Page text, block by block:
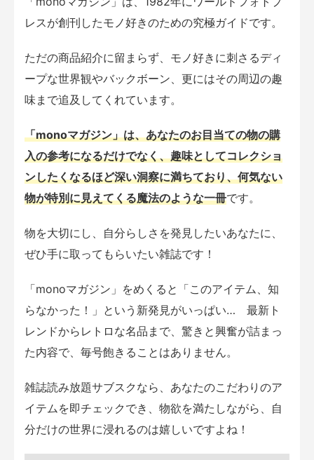
レスが創刊したモノ好きのための究極ガイドです。
ただの商品紹介に留まらず、モノ好きに刺さるディ
ープな世界観やバックボーン、更にはその周辺の趣
味まで追及してくれています。
「monoマガジン」は、あなたのお目当ての物の購
入の参考になるだけでなく、趣味としてコレクショ
ンしたくなるほど深い洞察に満ちており、何気ない
物が特別に見えてくる魔法のような一冊です。
物を大切にし、自分らしさを発見したいあなたに、
ぜひ手に取ってもらいたい雑誌です！
「monoマガジン」をめくると「このアイテム、知
らなかった！」という新発見がいっぱい… 最新ト
レンドからレトロな名品まで、驚きと興奮が詰まっ
た内容で、毎号飽きることはありません。
雑誌読み放題サブスクなら、あなたのこだわりのア
イテムを即チェックでき、物欲を満たしながら、自
分だけの世界に浸れるのは嬉しいですよね！